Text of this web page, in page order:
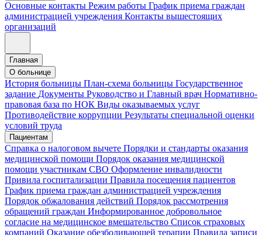
Основные контакты Режим работы График приема граждан
администрацией учреждения Контакты вышестоящих
организаций
Главная
О больнице
История больницы План-схема больницы Государственное
задание Документы Руководство и Главный врач Нормативно-
правовая база по НОК Виды оказываемых услуг
Противодействие коррупции Результаты специальной оценки
условий труда
Пациентам
Справка о налоговом вычете Порядки и стандарты оказания
медицинской помощи Порядок оказания медицинской
помощи участникам СВО Оформление инвалидности
Привила госпитализации Правила посещения пациентов
График приема граждан администрацией учреждения
Порядок обжалования действий Порядок рассмотрения
обращений граждан Информированное добровольное
согласие на медицинское вмешательство Список страховых
компаний Оказание обезболивающей терапии Правила записи